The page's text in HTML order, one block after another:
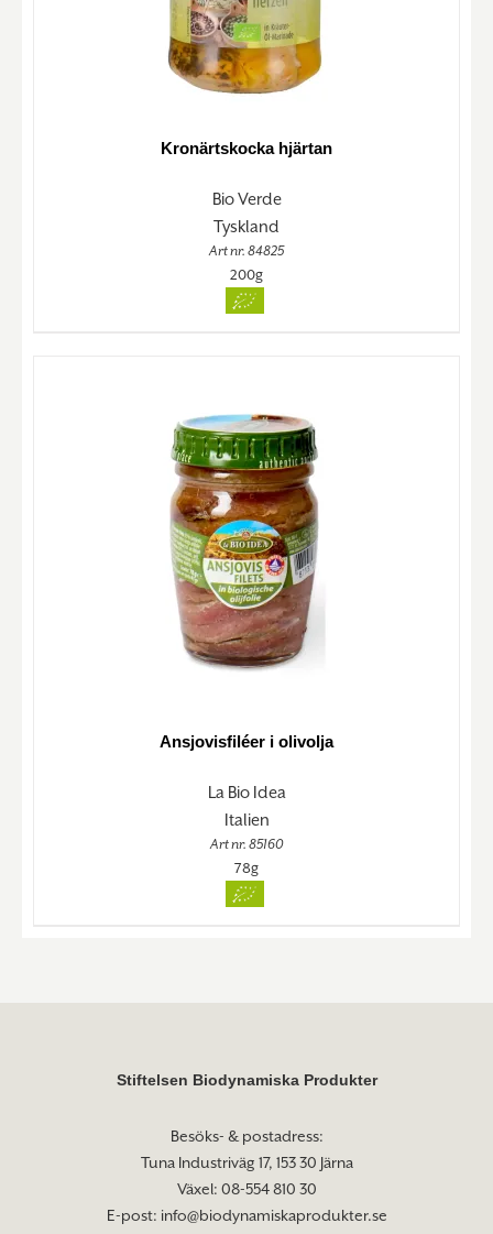
Kronärtskocka hjärtan
Bio Verde
Tyskland
Art nr. 84825
200g
Ansjovisfiléer i olivolja
La Bio Idea
Italien
Art nr. 85160
78g
Stiftelsen Biodynamiska Produkter
Besöks- & postadress:
Tuna Industriväg 17, 153 30 Järna
Växel: 08-554 810 30
E-post: info@biodynamiskaprodukter.se